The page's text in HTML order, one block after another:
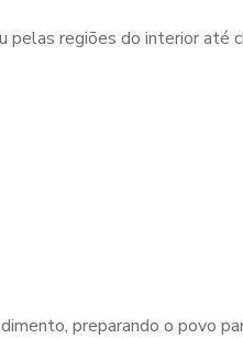
regiões do interior até
preparando o povo